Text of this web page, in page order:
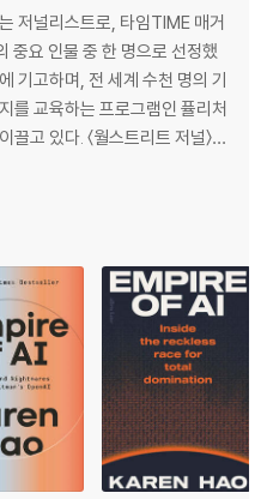
Book of the Year 2025
tech arms race shaping o
journalist and AI insider
OpenAI
they were the good guy
enshrined as its core mi
Altman told us, to act as a
forces.
disruptive sector is that it
of proprietary resources:
high-end chips, the sheer volu
at scale, the humans on
저널리스트로, 타임TIME 매거
중요 인물 중 한 명으로 선정했
기고하며, 전 세계 수천 명의 기
를 교육하는 프로그램인 퓰리처
고 있다. 〈월스트리트 저널〉에
는 기자로 활동했고, 〈MIT 테크
를 지냈다. 그의 작업은 대학